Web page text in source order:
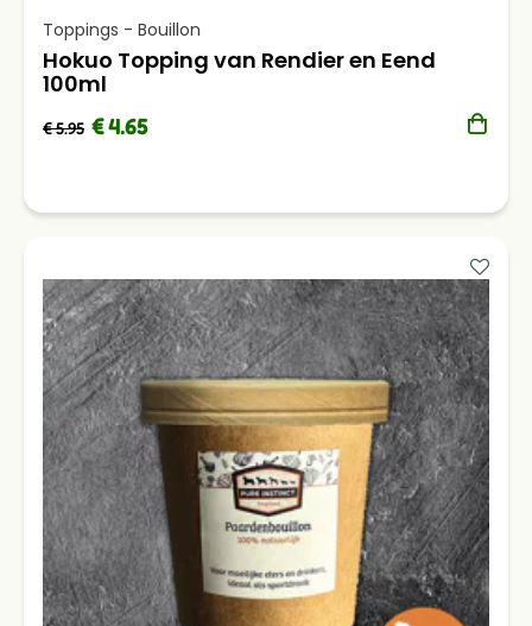
Toppings - Bouillon
Hokuo Topping van Rendier en Eend
100ml
€ 5.95 € 4.65